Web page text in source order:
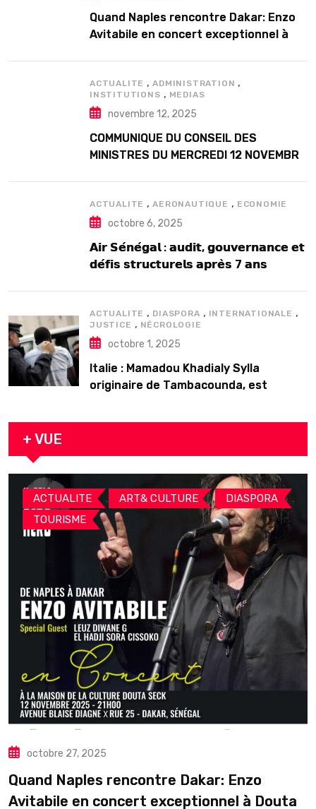
Quand Naples rencontre Dakar: Enzo
Avitabile en concert exceptionnel à
ACTUALITE ,ADMINISTRATION ,
INSTITUTIONS , MEDIAS
novembre 12, 2025
COMMUNIQUE DU CONSEIL DES
MINISTRES DU MERCREDI 12 NOVEMBRE
ACTUALITE ,AERONAUTIQUE , ECONOMIE
octobre 6, 2025
𝗔𝗶𝗿 𝗦𝗲́𝗻𝗲́𝗴𝗮𝗹 : 𝗮𝘂𝗱𝗶𝘁, 𝗴𝗼𝘂𝘃𝗲𝗿𝗻𝗮𝗻𝗰𝗲 𝗲𝘁
𝗱𝗲́𝗳𝗶𝘀 𝘀𝘁𝗿𝘂𝗰𝘁𝘂𝗿𝗲𝗹𝘀 𝗮𝗽𝗿𝗲̀𝘀 7 𝗮𝗻𝘀
ACTUALITE , DIASPORA , INTERNATIONALE ,
JUSTICE , NÉCROLOGIE
octobre 1, 2025
Italie : Mamadou Khadialy Sylla
originaire de Tambacounda, est
arrestation
+ VUE
ACTUALITE , ART& CULTURE , DIASPORA ,
TOURISME
octobre 27, 2025
Quand Naples rencontre Dakar: Enzo
Avitabile en concert exceptionnel à Douta